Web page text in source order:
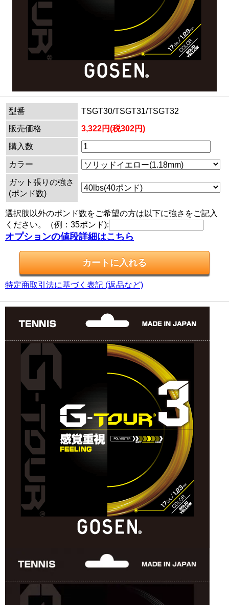
型番
TSGT30/TSGT31/TSGT32
販売価格
3,322円(税302円)
購入数
カラー
ガット張りの強さ
(ポンド数)
選択肢以外のポンド数をご希望の方は以下に強さをご記入
ください。（例：35ポンド):
オプションの値段詳細はこちら
特定商取引法に基づく表記 (返品など)